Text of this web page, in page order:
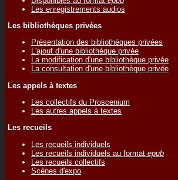
Les enregistrements audios
Les bibliothèques privées
Présentation des bibliothèques privées
L'ajout d'une bibliothèque privée
La modification d'une bibliothèque privée
La consultation d'une bibliothèque privée
Les appels à textes
Les collectifs du Proscenium
Les autres appels à textes
Les recueils
Les recueils individuels
Les recueils individuels au format epub
Les recueils collectifs
Scènes d'expo